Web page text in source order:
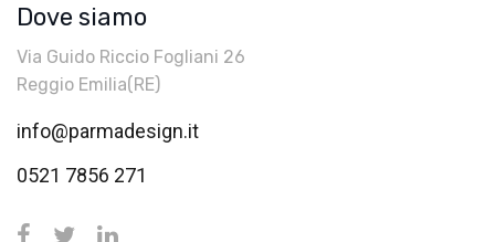
Dove siamo
Via Guido Riccio Fogliani 26
Reggio Emilia(RE)
info@parmadesign.it
0521 7856 271